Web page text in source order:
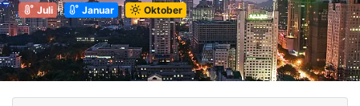
Juli Januar Oktober